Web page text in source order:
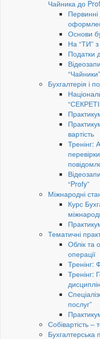
Чайника до
Основи
На “ТИ”
Податки
“Чайники”
Бухгалтерія і
вартість
Тренінг:
“Profy”
Міжнародні
Курс
Тематичні
Облік та
операції
Тренінг:
Тренінг:
послуг”
Собівартість –